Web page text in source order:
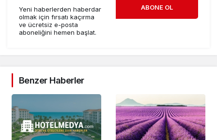
Yeni haberlerden haberdar
olmak için fırsatı kaçırma
ve ücretsiz e-posta
aboneliğini hemen başlat.
ABONE OL
Benzer Haberler